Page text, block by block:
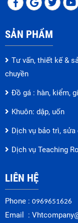
SẢN PHẨM
Tư vấn, thiết kế &
chuyền
Đồ gá : hàn, kiểm,
Khuôn: dập, uốn
Dịch vụ bảo trì, sửa
Dịch vụ Teaching
LIÊN HỆ
Phone : 0969651626
Email :